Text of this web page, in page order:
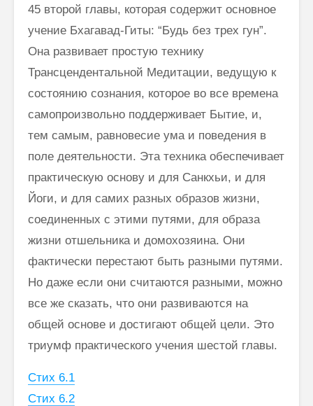
45 второй главы, которая содержит основное
учение Бхагавад-Гиты: “Будь без трех гун”.
Она раз­вивает простую технику
Трансцендентальной Медитации, ведущую к
со­стоянию сознания, которое во все времена
самопроизвольно поддержи­вает Бытие, и,
тем самым, равновесие ума и поведения в
поле деятель­ности. Эта техника обеспечивает
практическую основу и для Санкхьи, и для
Йоги, и для самих разных образов жизни,
соединенных с этими путями, для образа
жизни отшельника и домохозяина. Они
фактически перестают быть разными путями.
Но даже если они считаются разными, можно
все же сказать, что они развиваются на
общей основе и достигают общей цели. Это
триумф практического учения шестой главы.
Стих 6.1
Стих 6.2